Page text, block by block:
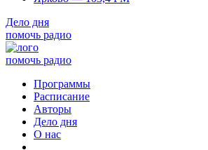
Дело дня
помочь радио
помочь радио
Программы
Расписание
Авторы
Дело дня
О нас